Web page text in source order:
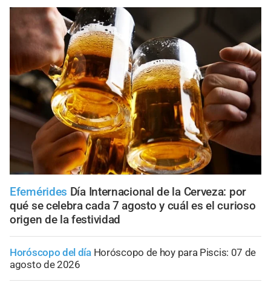
Efemérides Día Internacional de la Cerveza: por
qué se celebra cada 7 agosto y cuál es el curioso
origen de la festividad
Horóscopo del día Horóscopo de hoy para Piscis: 07 de
agosto de 2026